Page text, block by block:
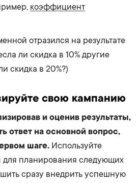
коэффициент
отразился на результате
ли скидка в 10% другие
скидка в 20%?)
свою кампанию
и оценив результаты,
ответ на основной вопрос,
шаге. Используйте
планирования следующих
сразу внедрить успешную